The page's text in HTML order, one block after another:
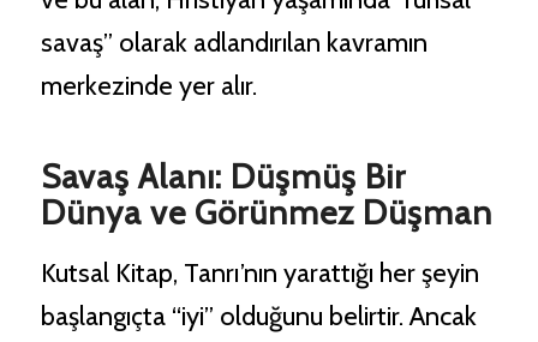
savaş” olarak adlandırılan kavramın
merkezinde yer alır.
Savaş Alanı: Düşmüş Bir
Dünya ve Görünmez Düşman
Kutsal Kitap, Tanrı’nın yarattığı her şeyin
başlangıçta “iyi” olduğunu belirtir. Ancak
veya
doğrulanmış şekilde doldurulur.